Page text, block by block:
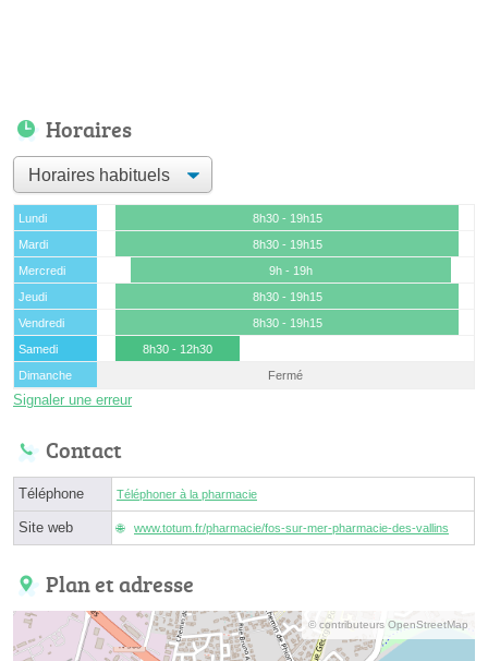
Horaires
Lundi
8h30 - 19h15
Mardi
8h30 - 19h15
Mercredi
9h - 19h
Jeudi
8h30 - 19h15
Vendredi
8h30 - 19h15
Samedi
8h30 - 12h30
Dimanche
Fermé
Signaler une erreur
Contact
Téléphone Téléphoner à la pharmacie
Site web www.totum.fr/pharmacie/fos-sur-mer-pharmacie-des-vallins
Plan et adresse
© contributeurs OpenStreetMap